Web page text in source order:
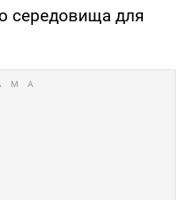
середовища для